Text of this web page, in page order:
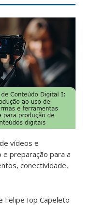
vídeos e
e preparação para a
conectividade,
Felipe Iop Capeleto